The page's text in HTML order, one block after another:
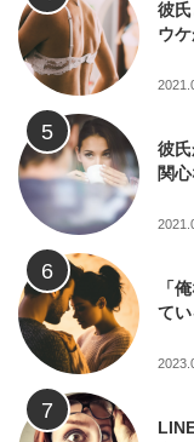
彼
ウ
彼
関
「
てい